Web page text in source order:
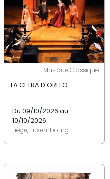
Musique Classique
LA CETRA D'ORFEO
Du 09/10/2026 au
10/10/2026
Liège, Luxembourg